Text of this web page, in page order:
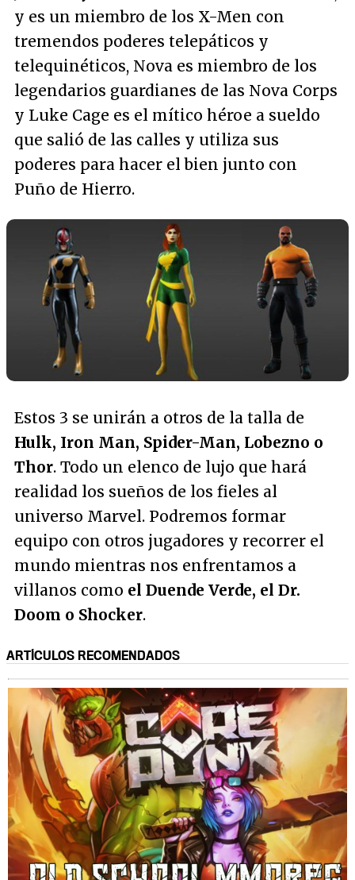
y es un miembro de los X-Men con
tremendos poderes telepáticos y
telequinéticos, Nova es miembro de los
legendarios guardianes de las Nova Corps
y Luke Cage es el mítico héroe a sueldo
que salió de las calles y utiliza sus
poderes para hacer el bien junto con
Puño de Hierro.
Estos 3 se unirán a otros de la talla de
Hulk, Iron Man, Spider-Man, Lobezno o
Thor. Todo un elenco de lujo que hará
realidad los sueños de los fieles al
universo Marvel. Podremos formar
equipo con otros jugadores y recorrer el
mundo mientras nos enfrentamos a
villanos como el Duende Verde, el Dr.
Doom o Shocker.
ARTÍCULOS RECOMENDADOS